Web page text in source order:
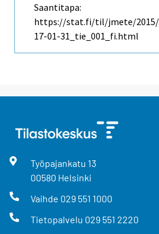
Saantitapa:
https://stat.fi/til/jmete/2015/
17-01-31_tie_001_fi.html
Työpajankatu 13
00580 Helsinki
Vaihde 029 551 1000
Tietopalvelu 029 551 2220